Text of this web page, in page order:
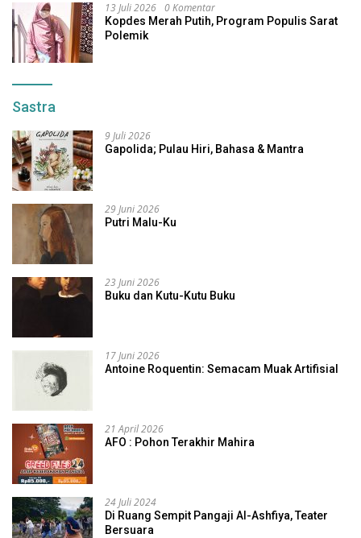
13 Juli 2026 0 Komentar
Kopdes Merah Putih, Program Populis Sarat
Polemik
Sastra
9 Juli 2026
Gapolida; Pulau Hiri, Bahasa & Mantra
29 Juni 2026
Putri Malu-Ku
23 Juni 2026
Buku dan Kutu-Kutu Buku
17 Juni 2026
Antoine Roquentin: Semacam Muak Artifisial
21 April 2026
AFO : Pohon Terakhir Mahira
24 Juli 2024
Di Ruang Sempit Pangaji Al-Ashfiya, Teater
Bersuara